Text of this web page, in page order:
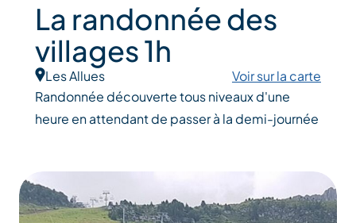
La randonnée des
villages 1h
Les Allues
Voir sur la carte
Randonnée découverte tous niveaux d'une
heure en attendant de passer à la demi-journée